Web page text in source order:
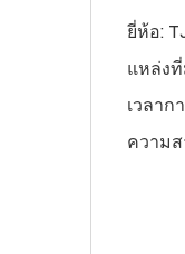
ยี่ห้อ:
แหล่ง
เวลาก
ความ